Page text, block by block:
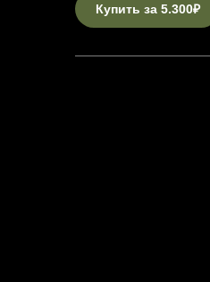
Купить за 5.300₽